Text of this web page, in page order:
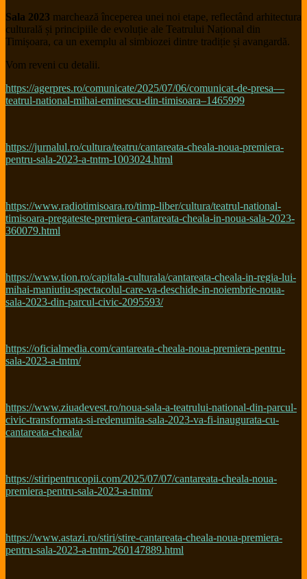
Sala 2023 marchează începerea unei noi etape, reflectând arhitectura
culturală și principiile de evoluție ale Teatrului Național din
Timișoara, ca un exemplu al simbiozei dintre tradiție și avangardă.
Vom reveni cu detalii.
https://agerpres.ro/comunicate/2025/07/06/comunicat-de-presa—
teatrul-national-mihai-eminescu-din-timisoara–1465999
https://jurnalul.ro/cultura/teatru/cantareata-cheala-noua-premiera-
pentru-sala-2023-a-tntm-1003024.html
https://www.radiotimisoara.ro/timp-liber/cultura/teatrul-national-
timisoara-pregateste-premiera-cantareata-cheala-in-noua-sala-2023-
360079.html
https://www.tion.ro/capitala-culturala/cantareata-cheala-in-regia-lui-
mihai-maniutiu-spectacolul-care-va-deschide-in-noiembrie-noua-
sala-2023-din-parcul-civic-2095593/
https://oficialmedia.com/cantareata-cheala-noua-premiera-pentru-
sala-2023-a-tntm/
https://www.ziuadevest.ro/noua-sala-a-teatrului-national-din-parcul-
civic-transformata-si-redenumita-sala-2023-va-fi-inaugurata-cu-
cantareata-cheala/
https://stiripentrucopii.com/2025/07/07/cantareata-cheala-noua-
premiera-pentru-sala-2023-a-tntm/
https://www.astazi.ro/stiri/stire-cantareata-cheala-noua-premiera-
pentru-sala-2023-a-tntm-260147889.html